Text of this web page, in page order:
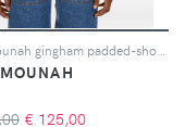
€ 125,00